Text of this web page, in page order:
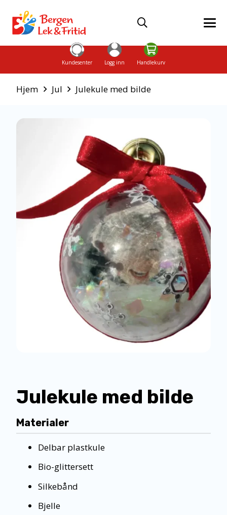
Kundesenter Logg inn Handlekurv
Hjem Jul Julekule med bilde
Julekule med bilde
Materialer
Delbar plastkule
Bio-glittersett
Silkebånd
Bjelle